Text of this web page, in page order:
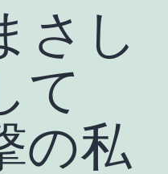
さし
て
の私